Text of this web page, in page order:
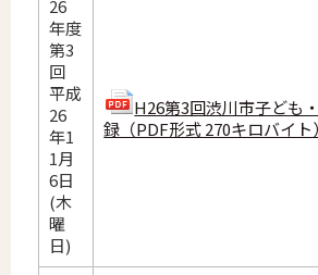
26
年度
第3
回
平成
26
年1
1月
6日
(木
曜
日)
H26第3回渋川市子ども
録（PDF形式 270キロバイト）